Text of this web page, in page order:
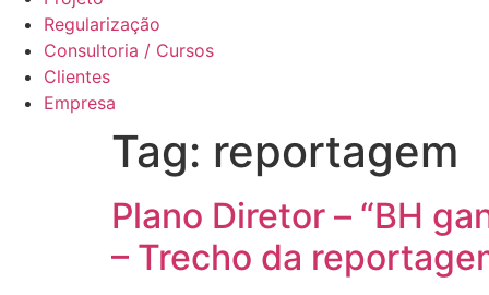
Regularização
Consultoria / Cursos
Clientes
Empresa
Tag: reportagem
Plano Diretor – “BH
– Trecho da